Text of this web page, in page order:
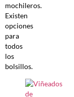
mochileros.
Existen
opciones
para
todos
los
bolsillos.